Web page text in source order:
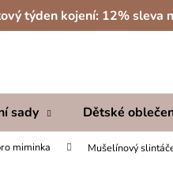
týden kojení: 12% sleva
sady Dětské
miminka Mušelínový
Co potřebujete